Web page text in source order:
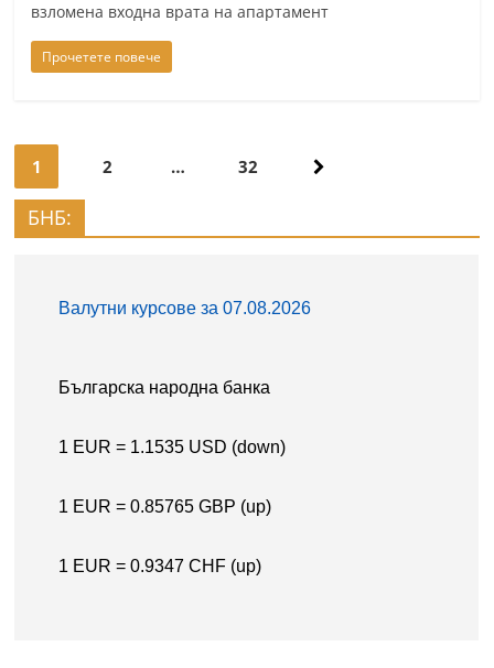
взломена входна врата на апартамент
Прочетете повече
Навигация
1 2 … 32
БНБ: